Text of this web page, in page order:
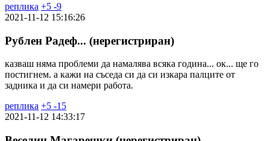
реплика +5 -9
2021-11-12 15:16:26
Рублен Радеф... (нерегистриран)
казваш няма проблеми да намалява всяка година... ок... ще го
постигнем. а кажи на съседа си да си изкара палците от
задника и да си намери работа.
реплика +5 -15
2021-11-12 14:33:17